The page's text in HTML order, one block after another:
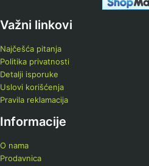
Važni linkovi
Najčešća pitanja
Politika privatnosti
Detalji isporuke
Uslovi korišćenja
Pravila reklamacija
Informacije
O nama
Prodavnica